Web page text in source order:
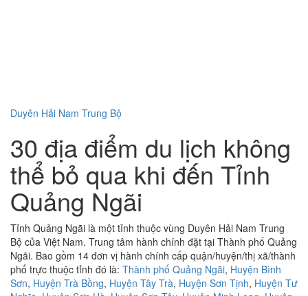
Duyên Hải Nam Trung Bộ
30 địa điểm du lịch không
thể bỏ qua khi đến Tỉnh
Quảng Ngãi
Tỉnh Quảng Ngãi là một tỉnh thuộc vùng Duyên Hải Nam Trung
Bộ của Việt Nam. Trung tâm hành chính đặt tại Thành phố Quảng
Ngãi. Bao gồm 14 đơn vị hành chính cấp quận/huyện/thị xã/thành
phố trực thuộc tỉnh đó là: Thành phố Quảng Ngãi, Huyện Bình
Sơn, Huyện Trà Bồng, Huyện Tây Trà, Huyện Sơn Tịnh, Huyện Tư